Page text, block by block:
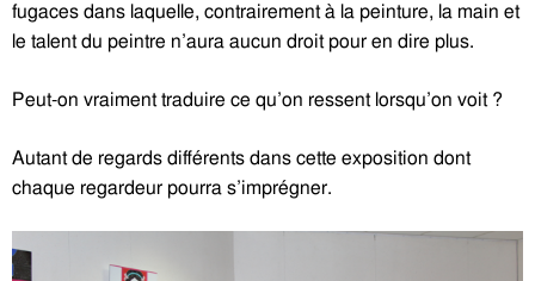
fugaces dans laquelle, contrairement à la peinture, la main et
le talent du peintre n’aura aucun droit pour en dire plus.
Peut-on vraiment traduire ce qu’on ressent lorsqu’on voit ?
Autant de regards différents dans cette exposition dont
chaque regardeur pourra s’imprégner.